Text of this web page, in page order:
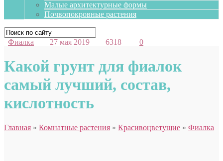
Малые архитектурные формы
Почвопокровные растения
Фиалка 27 мая 2019 6318 0
Какой грунт для фиалок
самый лучший, состав,
кислотность
Главная » Комнатные растения » Красивоцветущие » Фиалка